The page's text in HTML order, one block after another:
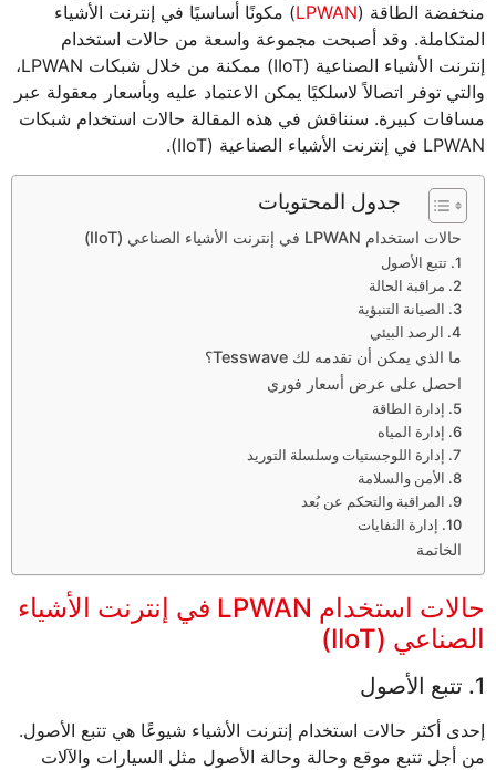
منخفضة الطاقة (LPWAN) مكونًا أساسيًا في إنترنت الأشياء
المتكاملة. وقد أصبحت مجموعة واسعة من حالات استخدام
إنترنت الأشياء الصناعية (IIoT) ممكنة من خلال شبكات LPWAN،
والتي توفر اتصالاً لاسلكيًا يمكن الاعتماد عليه وبأسعار معقولة عبر
مسافات كبيرة. سنناقش في هذه المقالة حالات استخدام شبكات
LPWAN في إنترنت الأشياء الصناعية (IIoT).
جدول المحتويات
حالات استخدام LPWAN في إنترنت الأشياء الصناعي (IIoT)
1. تتبع الأصول
2. مراقبة الحالة
3. الصيانة التنبؤية
4. الرصد البيئي
ما الذي يمكن أن تقدمه لك Tesswave؟
احصل على عرض أسعار فوري
5. إدارة الطاقة
6. إدارة المياه
7. إدارة اللوجستيات وسلسلة التوريد
8. الأمن والسلامة
9. المراقبة والتحكم عن بُعد
10. إدارة النفايات
الخاتمة
حالات استخدام LPWAN في إنترنت الأشياء
الصناعي (IIoT)
1. تتبع الأصول
إحدى أكثر حالات استخدام إنترنت الأشياء شيوعًا هي تتبع الأصول.
من أجل تتبع موقع وحالة وحالة الأصول مثل السيارات والآلات